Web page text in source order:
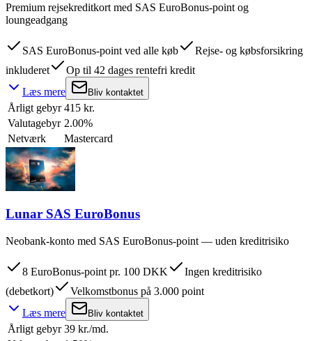
Premium rejsekreditkort med SAS EuroBonus-point og
loungeadgang
SAS EuroBonus-point ved alle køb
Rejse- og købsforsikring
inkluderet
Op til 42 dages rentefri kredit
Læs mere
Bliv kontaktet
Årligt gebyr 415 kr.
Valutagebyr 2.00%
Netværk
Mastercard
Lunar SAS EuroBonus
Neobank-konto med SAS EuroBonus-point — uden kreditrisiko
8 EuroBonus-point pr. 100 DKK
Ingen kreditrisiko
(debetkort)
Velkomstbonus på 3.000 point
Læs mere
Bliv kontaktet
Årligt gebyr 39 kr./md.